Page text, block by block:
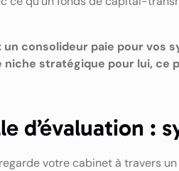
un consolideur paie pour vos
niche stratégique pour lui, ce
d’évaluation :
votre cabinet à travers